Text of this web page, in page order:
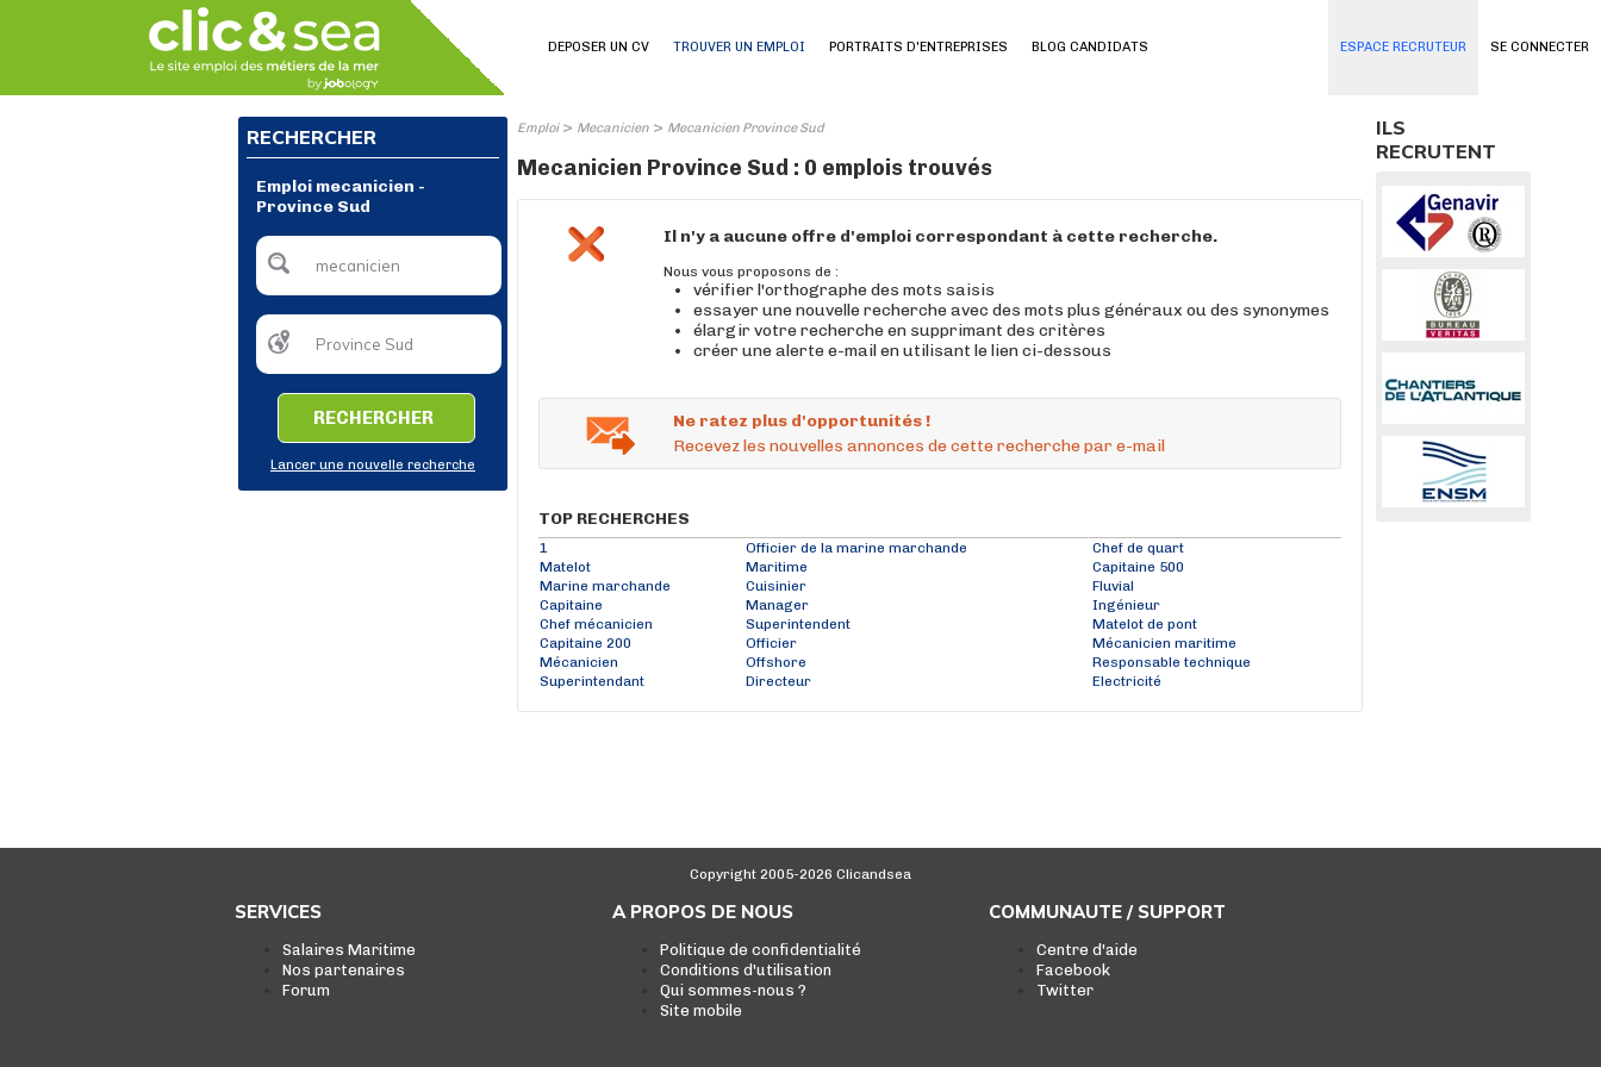
SE CONNECTER
DEPOSER UN CV TROUVER UN EMPLOI PORTRAITS D'ENTREPRISES BLOG CANDIDATS ESPACE RECRUTEUR
RECHERCHER
Emploi mecanicien -
Province Sud
RECHERCHER
Lancer une nouvelle recherche
Emploi> Mecanicien > Mecanicien Province Sud
Mecanicien Province Sud : 0 emplois trouvés
Il n'y a aucune offre d'emploi correspondant à cette recherche.
Nous vous proposons de :
vérifier l'orthographe des mots saisis
essayer une nouvelle recherche avec des mots plus généraux ou des synonymes
élargir votre recherche en supprimant des critères
créer une alerte e-mail en utilisant le lien ci-dessous
Ne ratez plus d'opportunités !
Recevez les nouvelles annonces de cette recherche par e-mail
TOP RECHERCHES
1 Officier de la marine marchande
Chef de quart
Matelot
Maritime
Capitaine 500
Marine marchande
Cuisinier
Fluvial
Capitaine
Manager
Ingénieur
Chef mécanicien
Superintendent
Matelot de pont
Capitaine 200
Officier
Mécanicien maritime
Mécanicien
Offshore
Responsable technique
Superintendant
Directeur Electricité
ILS
RECRUTENT
Copyright 2005-2026 Clicandsea
SERVICES
Salaires Maritime
Nos partenaires
Forum
A PROPOS DE NOUS
Politique de confidentialité
Conditions d'utilisation
Qui sommes-nous ?
Site mobile
COMMUNAUTE / SUPPORT
Centre d'aide
Facebook
Twitter